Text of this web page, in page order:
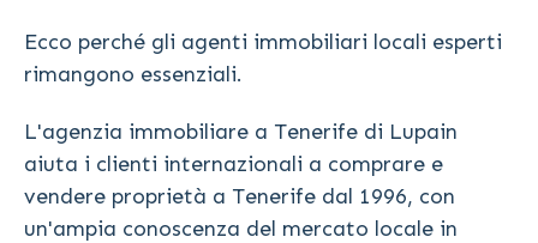
Ecco perché gli agenti immobiliari locali esperti
rimangono essenziali.
L'agenzia immobiliare a Tenerife di Lupain
aiuta i clienti internazionali a comprare e
vendere proprietà a Tenerife dal 1996, con
un'ampia conoscenza del mercato locale in